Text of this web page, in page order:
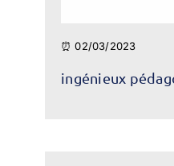
⏰ 02/03/2023
ingénieux